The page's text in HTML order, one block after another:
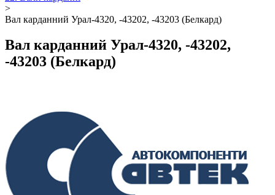
>
Вал карданний Урал-4320, -43202, -43203 (Белкард)
Вал карданний Урал-4320, -43202,
-43203 (Белкард)